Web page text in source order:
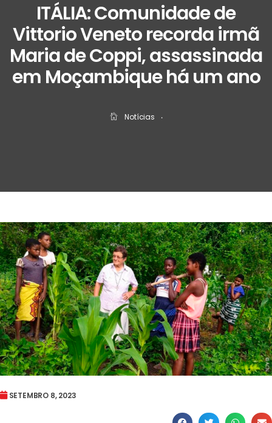
ITÁLIA: Comunidade de
Vittorio Veneto recorda irmã
Maria de Coppi, assassinada
em Moçambique há um ano
Notícias ‧
SETEMBRO 8, 2023